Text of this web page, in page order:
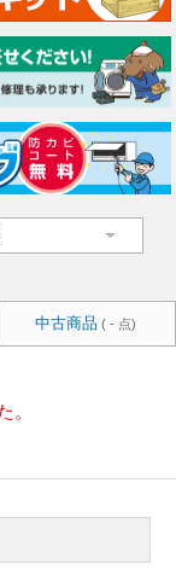
中古商品 ( - 点)
。